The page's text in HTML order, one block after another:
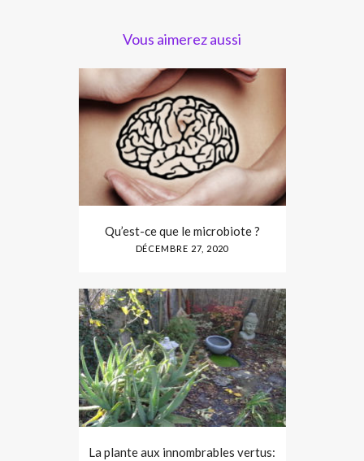
Vous aimerez aussi
Qu’est-ce que le microbiote ?
DÉCEMBRE 27, 2020
La plante aux innombrables vertus: